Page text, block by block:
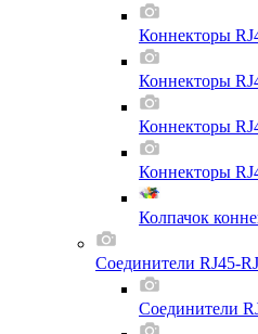
Коннекторы
Коннекторы
Коннекторы
Коннекторы
Колпачок
Соединители RJ45-
Соединители